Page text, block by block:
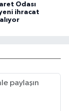
Odası
ihracat